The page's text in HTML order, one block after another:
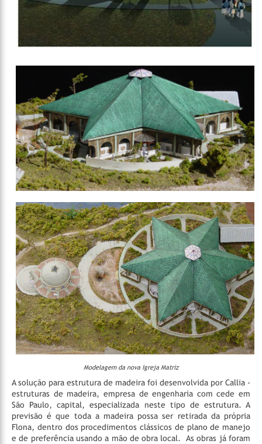
Modelagem da nova Igreja Matriz
A solução para estrutura de madeira foi desenvolvida por Callia -
estruturas de madeira, empresa de engenharia com cede em
São Paulo, capital, especializada neste tipo de estrutura. A
previsão é que toda a madeira possa ser retirada da própria
Flona, dentro dos procedimentos clássicos de plano de manejo
e de preferência usando a mão de obra local.As obras já foram